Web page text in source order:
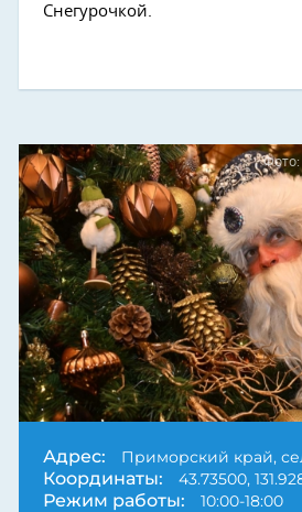
Снегурочкой.
Адрес: Приморский край,
Координаты: 43.73500,
Режим работы: 10:00-18:00